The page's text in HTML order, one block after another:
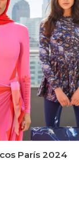
París 2024